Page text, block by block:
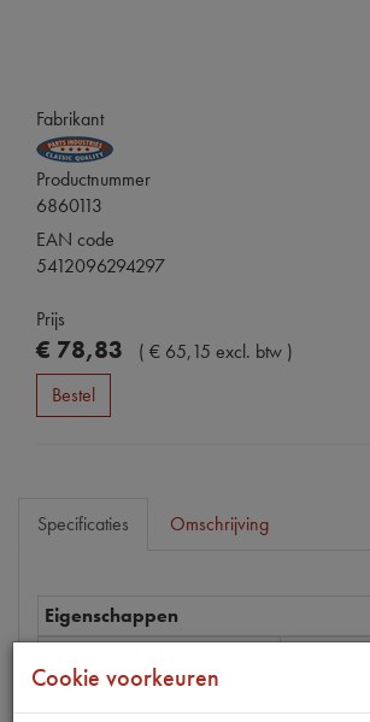
Fabrikant
Productnummer
6860113
EAN code
5412096294297
Prijs
€ 78,83 ( € 65,15 excl. btw )
Bestel
Specificaties Omschrijving
Eigenschappen
Cookie voorkeuren